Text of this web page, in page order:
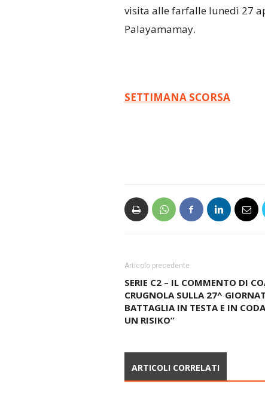
visita alle farfalle lunedì 27
Palayamamay.
SETTIMANA SCORSA
Articolo precedente
SERIE C2 – IL COMMENTO DI
CRUGNOLA SULLA 27^
BATTAGLIA IN TESTA E IN
UN RISIKO”
ARTICOLI CORRELATI